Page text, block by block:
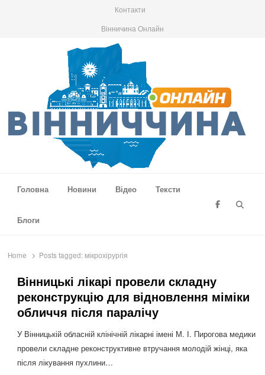
Контакти
Вінничина Онлайн
Головна
Новини Відео Тексти
Блоги
Home Posts tagged: мікрохірургія
Вінницькі лікарі провели складну
реконструкцію для відновлення міміки
обличчя після паралічу
У Вінницькій обласній клінічній лікарні імені М. І. Пирогова медики
провели складне реконструктивне втручання молодій жінці, яка
після лікування пухлини…